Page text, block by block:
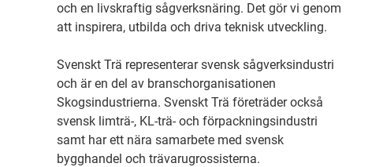
och en livskraftig sågverksnäring. Det gör vi genom
att inspirera, utbilda och driva teknisk utveckling.
Svenskt Trä representerar svensk sågverksindustri
och är en del av branschorganisationen
Skogsindustrierna. Svenskt Trä företräder också
svensk limträ-, KL-trä- och förpackningsindustri
samt har ett nära samarbete med svensk
bygghandel och trävarugrossisterna.